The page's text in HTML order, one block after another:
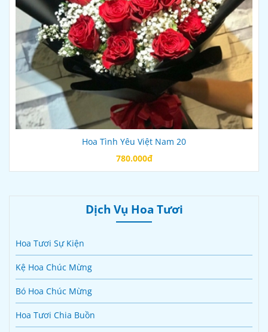
Hoa Tình Yêu Việt Nam 20
780.000đ
Dịch Vụ Hoa Tươi
Hoa Tươi Sự Kiện
Kệ Hoa Chúc Mừng
Bó Hoa Chúc Mừng
Hoa Tươi Chia Buồn